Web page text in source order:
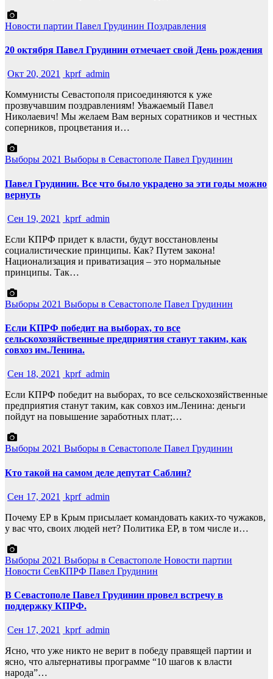
Новости партии Павел Грудинин Поздравления
20 октября Павел Грудинин отмечает свой День рождения
Окт 20, 2021
kprf_admin
Коммунисты Севастополя присоединяются к уже
прозвучавшим поздравлениям! Уважаемый Павел
Николаевич! Мы желаем Вам верных соратников и честных
соперников, процветания и…
Выборы 2021 Выборы в Севастополе Павел Грудинин
Павел Грудинин. Все что было украдено за эти годы можно
вернуть
Сен 19, 2021
kprf_admin
Если КПРФ придет к власти, будут восстановлены
социалистические принципы. Как? Путем закона!
Национализация и приватизация – это нормальные
принципы. Так…
Выборы 2021 Выборы в Севастополе Павел Грудинин
Если КПРФ победит на выборах, то все
сельскохозяйственные предприятия станут таким, как
совхоз им.Ленина.
Сен 18, 2021
kprf_admin
Если КПРФ победит на выборах, то все сельскохозяйственные
предприятия станут таким, как совхоз им.Ленина: деньги
пойдут на повышение заработных плат;…
Выборы 2021 Выборы в Севастополе Павел Грудинин
Кто такой на самом деле депутат Саблин?
Сен 17, 2021
kprf_admin
Почему ЕР в Крым присылает командовать каких-то чужаков,
у вас что, своих людей нет? Политика ЕР, в том числе и…
Выборы 2021 Выборы в Севастополе Новости партии
Новости СевКПРФ Павел Грудинин
В Севастополе Павел Грудинин провел встречу в
поддержку КПРФ.
Сен 17, 2021
kprf_admin
Ясно, что уже никто не верит в победу правящей партии и
ясно, что альтернативы программе “10 шагов к власти
народа”…